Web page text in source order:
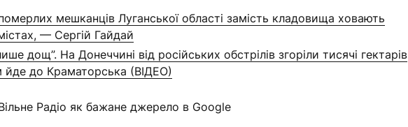
мешканців Луганської області замість кладовища ховають
— Сергій Гайдай
дощ”. На Донеччині від російських обстрілів згоріли тисячі гектарів
йде до Краматорська (ВІДЕО)
Радіо як бажане джерело в Google